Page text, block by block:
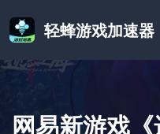
轻蜂游戏加速器
网易新游戏